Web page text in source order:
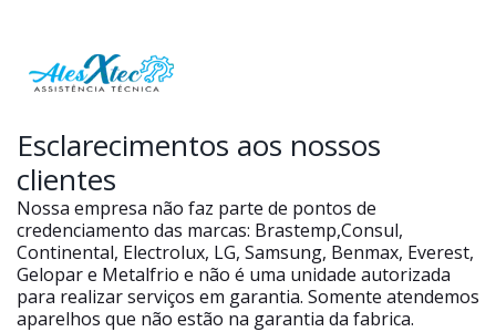
Esclarecimentos aos nossos
clientes
Nossa empresa não faz parte de pontos de
credenciamento das marcas: Brastemp,Consul,
Continental, Electrolux, LG, Samsung, Benmax, Everest,
Gelopar e Metalfrio e não é uma unidade autorizada
para realizar serviços em garantia. Somente atendemos
aparelhos que não estão na garantia da fabrica.